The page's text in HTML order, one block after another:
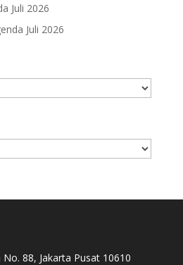
Juli 2026
Juli 2026
No. 88, Jakarta Pusat 10610